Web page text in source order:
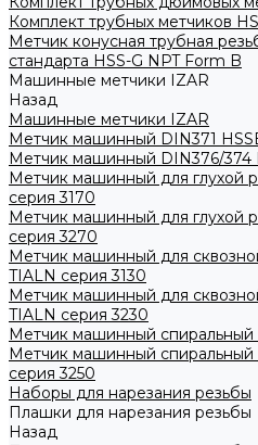
Комплект трубных метчиков
Метчик конусная трубная
стандарта HSS-G NPT Form B
Машинные метчики IZAR
Назад
Машинные метчики IZAR
Метчик машинный DIN371
Метчик машинный DIN376/374
Метчик машинный для глухой
серия 3170
Метчик машинный для глухой
серия 3270
Метчик машинный для
TIALN серия 3130
Метчик машинный для
TIALN серия 3230
Метчик машинный спиральный
Метчик машинный спиральный
серия 3250
Наборы для нарезания резьбы
Плашки для нарезания резьбы
Назад